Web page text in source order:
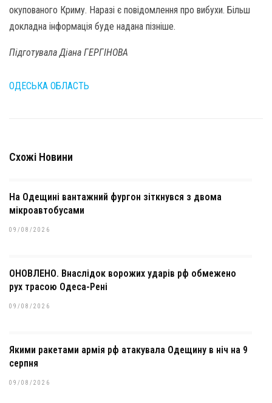
окупованого Криму. Наразі є повідомлення про вибухи. Більш
докладна інформація буде надана пізніше.
Підготувала Діана ГЕРГІНОВА
ОДЕСЬКА ОБЛАСТЬ
Схожі Новини
На Одещині вантажний фургон зіткнувся з двома
мікроавтобусами
09/08/2026
ОНОВЛЕНО. Внаслідок ворожих ударів рф обмежено
рух трасою Одеса-Рені
09/08/2026
Якими ракетами армія рф атакувала Одещину в ніч на 9
серпня
09/08/2026